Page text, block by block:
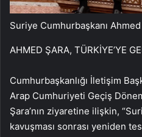
Suriye Cumhurbaşkanı
AHMED ŞARA, TÜRKİYE’YE
Cumhurbaşkanlığı İletişim
Arap Cumhuriyeti Geçiş
Şara’nın ziyaretine ilişkin,
kavuşması sonrası yeniden